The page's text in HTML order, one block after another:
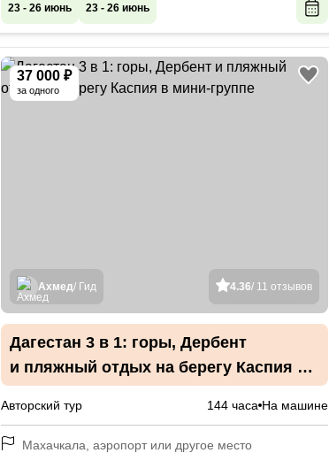
23 - 26 июнь 23 - 26 июнь
37 000 ₽
за одного
4.36/ 11 отзывов
Ахмед/ Гид
Дагестан 3 в 1: горы, Дербент
и пляжный отдых на берегу Каспия в
Авторский тур 144 часа На машине
Махачкала, аэропорт или другое место